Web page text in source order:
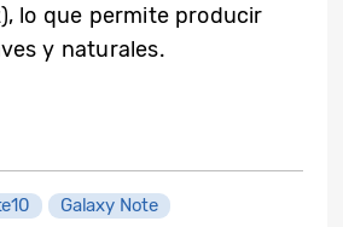
lo que permite producir
y naturales.
Galaxy Note